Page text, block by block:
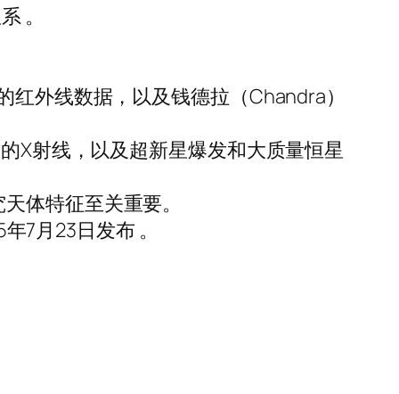
。
外线数据，以及钱德拉（Chandra）
X射线，以及超新星爆发和大质量恒星
体特征至关重要。
7月23日发布 。